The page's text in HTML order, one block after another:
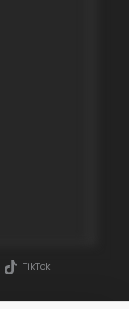
TikTok